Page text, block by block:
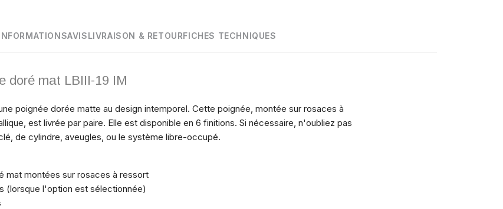
AVISLIVRAISON & RETOURFICHES TECHNIQUES
doré mat LBIII-19 IM
poignée dorée matte au design intemporel. Cette poignée, montée sur rosaces à
est livrée par paire. Elle est disponible en 6 finitions. Si nécessaire, n'oubliez pas
de cylindre, aveugles, ou le système libre-occupé.
mat montées sur rosaces à ressort
(lorsque l'option est sélectionnée)